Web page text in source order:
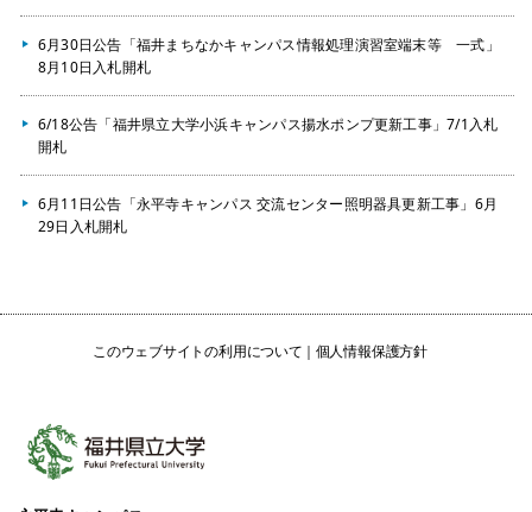
6月30日公告「福井まちなかキャンパス情報処理演習室端末等 一式」
8月10日入札開札
6/18公告「福井県立大学小浜キャンパス揚水ポンプ更新工事」7/1入札
開札
6月11日公告「永平寺キャンパス 交流センター照明器具更新工事」6月
29日入札開札
このウェブサイトの利用について 個人情報保護方針